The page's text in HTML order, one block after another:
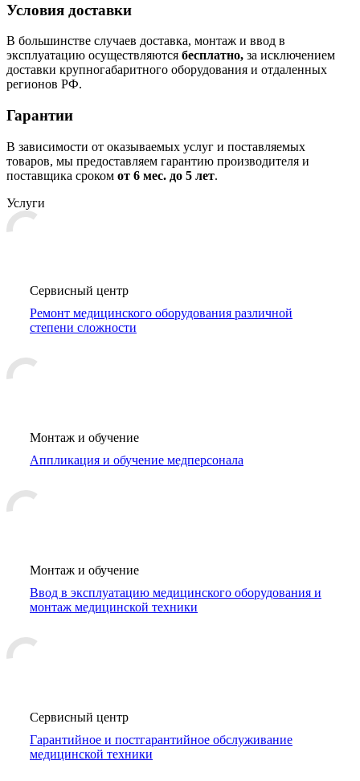
Условия доставки
В большинстве случаев доставка, монтаж и ввод в
эксплуатацию осуществляются бесплатно, за исключением
доставки крупногабаритного оборудования и отдаленных
регионов РФ.
Гарантии
В зависимости от оказываемых услуг и поставляемых
товаров, мы предоставляем гарантию производителя и
поставщика сроком от 6 мес. до 5 лет.
Услуги
Сервисный центр
Ремонт медицинского оборудования различной
степени сложности
Монтаж и обучение
Аппликация и обучение медперсонала
Монтаж и обучение
Ввод в эксплуатацию медицинского оборудования и
монтаж медицинской техники
Сервисный центр
Гарантийное и постгарантийное обслуживание
медицинской техники